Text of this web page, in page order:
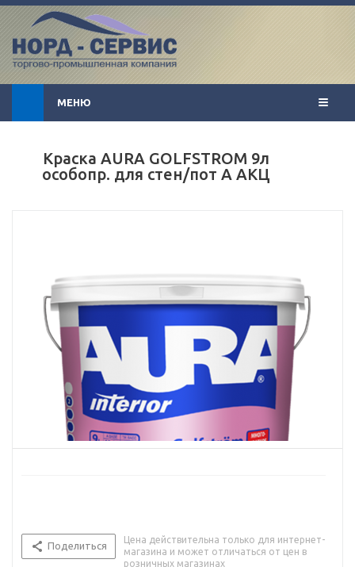
МЕНЮ
Краска AURA GOLFSTROM 9л
особопр. для стен/пот А АКЦ
Поделиться
Цена действительна только для интернет-
магазина и может отличаться от цен в
розничных магазинах